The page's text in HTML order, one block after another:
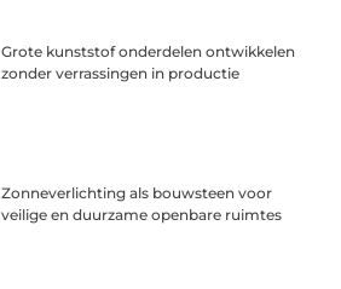
Grote kunststof onderdelen ontwikkelen
zonder verrassingen in productie
Zonneverlichting als bouwsteen voor
veilige en duurzame openbare ruimtes